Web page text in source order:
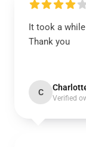
It took a
Thank you
C
Verified